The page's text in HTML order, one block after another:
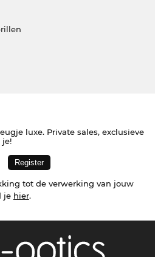
luxe. Private sales, exclusieve
je!
tot de verwerking van jouw
je hier.